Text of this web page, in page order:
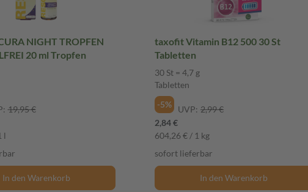
NIGHT TROPFEN
ALKOHOLFREI 20 ml Tropfen
19,95 €
l
In den Warenkorb
taxofit Vitamin B12 500 30 St
Tabletten
30 St = 4,7 g
Tabletten
-5%
UVP: 2,99 €
2,84 €
604,26 € / 1 kg
sofort lieferbar
In den Warenkorb